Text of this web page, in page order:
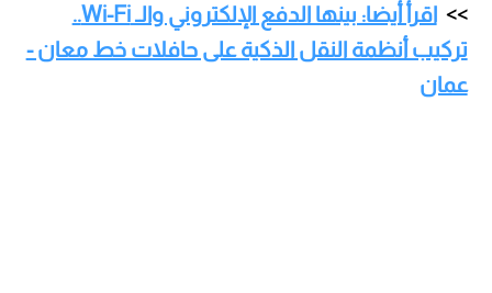
اقرأ أيضا: بينها الدفع الإلكتروني والـ Wi-Fi..
تركيب أنظمة النقل الذكية على حافلات خط معان -
عمان